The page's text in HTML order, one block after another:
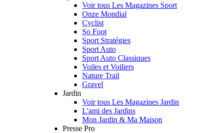
Voir tous Les Magazines Sport
Onze Mondial
Cyclist
So Foot
Sport Stratégies
Sport Auto
Sport Auto Classiques
Voiles et Voiliers
Nature Trail
Gravel
Jardin
Voir tous Les Magazines Jardin
L'ami des Jardins
Mon Jardin & Ma Maison
Presse Pro